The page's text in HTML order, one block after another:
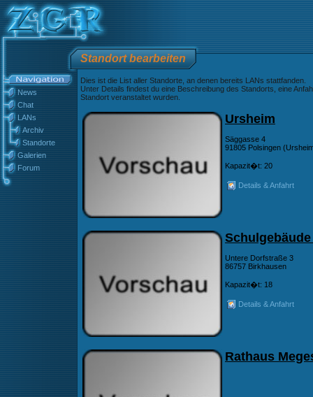
Standort bearbeiten
News
Chat
LANs
Archiv
Standorte
Galerien
Forum
Dies ist die List aller Standorte, an denen bereits LANs stattfanden.
Unter Details findest du eine Beschreibung des Standorts, eine
Standort veranstaltet wurden.
Ursheim
Säggasse 4
91805 Polsingen
Kapazit�t: 20
Details & Anfahrt
Untere Dorfstraße 3
86757 Birkhausen
Kapazit�t: 18
Details & Anfahrt
Rathaus